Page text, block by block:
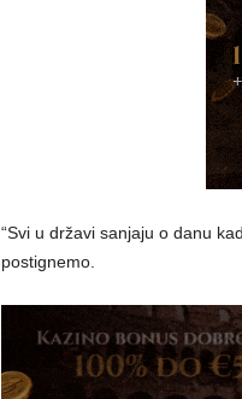
“Svi u državi sanjaju o danu
postignemo.